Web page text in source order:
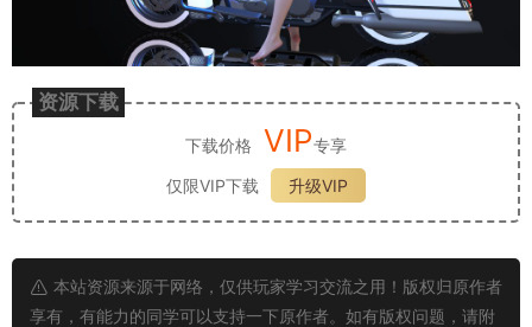
资源下载
下载价格 VIP专享
仅限VIP下载
升级VIP
本站资源来源于网络，仅供玩家学习交流之用！版权归原作者
享有，有能力的同学可以支持一下原作者。如有版权问题，请附